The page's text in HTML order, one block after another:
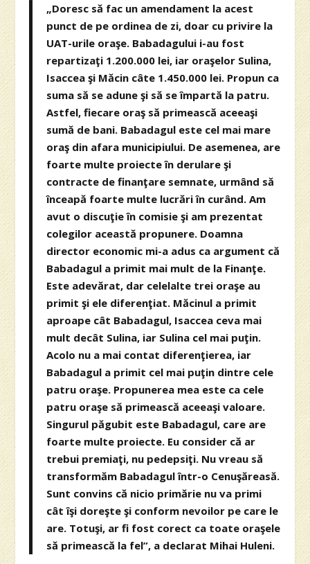
„Doresc să fac un amendament la acest
punct de pe ordinea de zi, doar cu privire la
UAT-urile oraşe. Babadagului i-au fost
repartizaţi 1.200.000 lei, iar oraşelor Sulina,
Isaccea şi Măcin câte 1.450.000 lei. Propun ca
suma să se adune şi să se împartă la patru.
Astfel, fiecare oraş să primească aceeaşi
sumă de bani. Babadagul este cel mai mare
oraş din afara municipiului. De asemenea, are
foarte multe proiecte în derulare şi
contracte de finanţare semnate, urmând să
înceapă foarte multe lucrări în curând. Am
avut o discuţie în comisie şi am prezentat
colegilor această propunere. Doamna
director economic mi-a adus ca argument că
Babadagul a primit mai mult de la Finanţe.
Este adevărat, dar celelalte trei oraşe au
primit şi ele diferenţiat. Măcinul a primit
aproape cât Babadagul, Isaccea ceva mai
mult decât Sulina, iar Sulina cel mai puţin.
Acolo nu a mai contat diferenţierea, iar
Babadagul a primit cel mai puţin dintre cele
patru oraşe. Propunerea mea este ca cele
patru oraşe să primească aceeaşi valoare.
Singurul păgubit este Babadagul, care are
foarte multe proiecte. Eu consider că ar
trebui premiaţi, nu pedepsiţi. Nu vreau să
transformăm Babadagul într-o Cenuşăreasă.
Sunt convins că nicio primărie nu va primi
cât îşi doreşte şi conform nevoilor pe care le
are. Totuşi, ar fi fost corect ca toate oraşele
să primească la fel”, a declarat Mihai Huleni.